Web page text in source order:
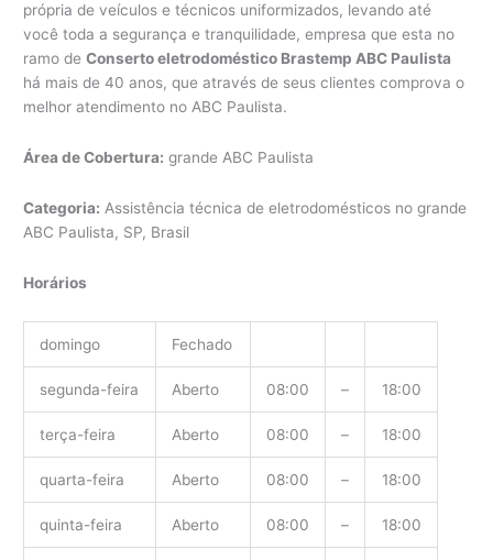
própria de veículos e técnicos uniformizados, levando até
você toda a segurança e tranquilidade, empresa que esta no
ramo deConserto eletrodoméstico Brastemp ABC Paulista
há mais de 40 anos, que através de seus clientes comprova o
melhor atendimento no ABC Paulista.
Área de Cobertura: grande ABC Paulista
Categoria: Assistência técnica de eletrodomésticos no grande
ABC Paulista, SP, Brasil
Horários
domingo Fechado
segunda-feira Aberto 08:00 – 18:00
terça-feira Aberto 08:00 – 18:00
quarta-feira Aberto 08:00 – 18:00
quinta-feira Aberto 08:00 – 18:00